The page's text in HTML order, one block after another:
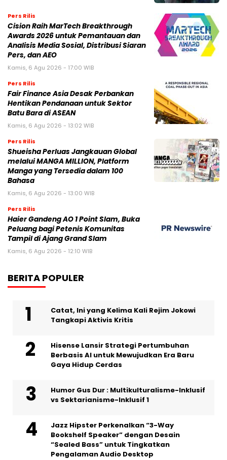
Pers Rilis
Cision Raih MarTech Breakthrough
Awards 2026 untuk Pemantauan dan
Analisis Media Sosial, Distribusi Siaran
Pers, dan AEO
Kamis, 6 Agu 2026 - 17:00 WIB
Pers Rilis
Fair Finance Asia Desak Perbankan
Hentikan Pendanaan untuk Sektor
Batu Bara di ASEAN
Kamis, 6 Agu 2026 - 13:02 WIB
Pers Rilis
Shueisha Perluas Jangkauan Global
melalui MANGA MILLION, Platform
Manga yang Tersedia dalam 100
Bahasa
Kamis, 6 Agu 2026 - 13:00 WIB
Pers Rilis
Haier Gandeng AO 1 Point Slam, Buka
Peluang bagi Petenis Komunitas
Tampil di Ajang Grand Slam
Kamis, 6 Agu 2026 - 12:10 WIB
BERITA POPULER
Catat, Ini yang Kelima Kali Rejim Jokowi
Tangkapi Aktivis Kritis
Hisense Lansir Strategi Pertumbuhan
Berbasis AI untuk Mewujudkan Era Baru
Gaya Hidup Cerdas
Humor Gus Dur : Multikulturalisme-Inklusif
vs Sektarianisme-Inklusif 1
Jazz Hipster Perkenalkan “3-Way
Bookshelf Speaker” dengan Desain
“Sealed Bass” untuk Tingkatkan
Pengalaman Audio Desktop